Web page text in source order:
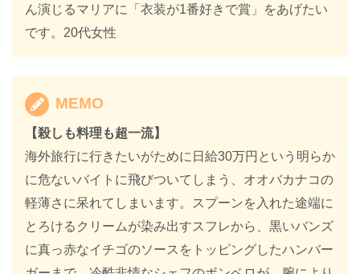
ん演じるマリアに「衣装が1番好きで賞」をあげたい
です。20代女性
MEMO
【殺しも料理も超一流】
海外旅行に行きたいがために日給30万円という明らか
に危ないバイトに飛びついてしまう、オオバカナコの
軽薄さに呆れてしまいます。スプーンを入れた途端に
とろけるクリームが染み出すスフレから、黒いバンズ
に真っ赤なイチゴのソースをトッピングしたハンバー